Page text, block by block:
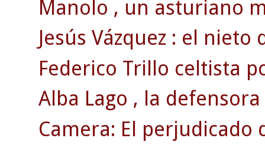
Manolo , un asturiano
Jesús Vázquez : el nieto
Federico Trillo celtista
Alba Lago , la
Camera: El perjudicado